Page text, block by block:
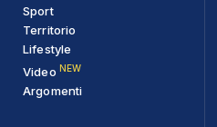
Sport
Territorio
Lifestyle
Video NEW
Argomenti